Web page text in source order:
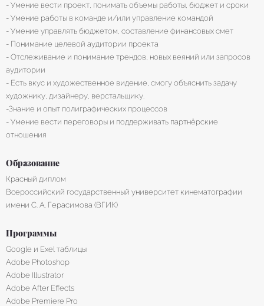
- Умение вести проект, понимать объемы работы, бюджет и сроки
- Умение работы в команде и/или управление командой
- Умение управлять бюджетом, составление финансовых смет
- Понимание целевой аудитории проекта
- Отслеживание и понимание трендов, новых веяний или запросов
аудитории
- Есть вкус и художественное видение, смогу объяснить задачу
художнику, дизайнеру, верстальщику.
-Знание и опыт полиграфических процессов
- Умение вести переговоры и поддерживать партнёрские
отношения
Образование
Красный диплом
Всероссийский государственный университет кинематографии
имени С. А. Герасимова (ВГИК)
Программы
Google и Exel таблицы
Adobe Photoshop
Adobe Illustrator
Adobe After Effects
Adobe Premiere Pro